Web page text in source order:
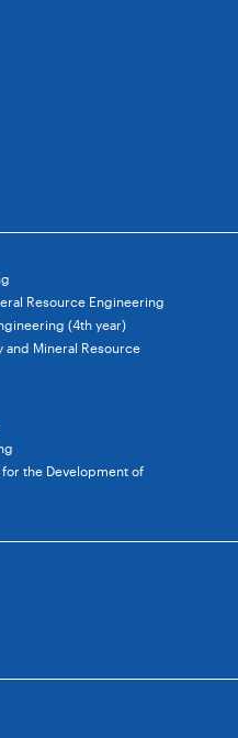
Resource Engineering
(4th year)
and Mineral Resource
the Development of